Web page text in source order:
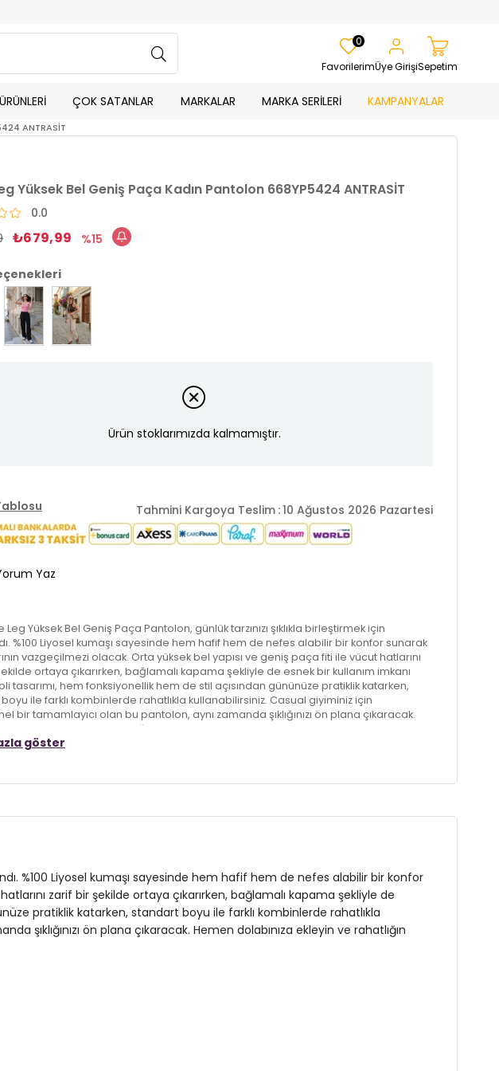
Favorilerim
0
Üye GirişiSepetim
ÇOK SATANLAR MARKALAR MARKA SERİLERİ KAMPANYALAR
ANTRASİT
Yüksek Bel Geniş Paça Kadın Pantolon 668YP5424 ANTRASİT
0.0
₺679,99 15
Ürün stoklarımızda kalmamıştır.
Tahmini Kargoya Teslim :10 Ağustos 2026 Pazartesi
Yaz
Leg Yüksek Bel Geniş Paça Pantolon, günlük tarzınızı şıklıkla birleştirmek için
%100 Liyosel kumaşı sayesinde hem hafif hem de nefes alabilir bir konfor sunarak
vazgeçilmezi olacak. Orta yüksek bel yapısı ve geniş paça fiti ile vücut hatlarını
ortaya çıkarırken, bağlamalı kapama şekliyle de esnek bir kullanım imkanı
tasarımı, hem fonksiyonellik hem de stil açısından gününüze pratiklik katarken,
ile farklı kombinlerde rahatlıkla kullanabilirsiniz. Casual giyiminiz için
bir tamamlayıcı olan bu pantolon, aynı zamanda şıklığınızı ön plana çıkaracak.
ekleyin ve rahatlığın tadını çıkarın!
Belirtilmemiş
göster
%100 Liyosel kumaşı sayesinde hem hafif hem de nefes alabilir bir konfor
zarif bir şekilde ortaya çıkarırken, bağlamalı kapama şekliyle de
pratiklik katarken, standart boyu ile farklı kombinlerde rahatlıkla
ön plana çıkaracak. Hemen dolabınıza ekleyin ve rahatlığın